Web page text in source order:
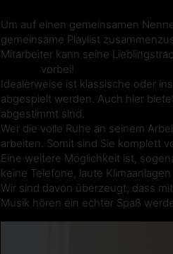
Um auf einen gemeinsamen
gemeinsame Playlist
Mitarbeiter kann seine
vorbei!
Idealerweise ist klassische oder
abgespielt werden. Auch hier
abgestimmt sind.
Wer die volle Ruhe an seinem
arbeiten. Somit sind Sie komplett
Eine weitere Möglichkeit ist,
keine Telefone, laute
Wir sind davon überzeugt, dass
Musik hören ein echter Spaß